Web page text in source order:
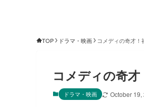
TOP ドラマ・映画 コメディの奇才
コメディの奇
ドラマ・映画 October 19,